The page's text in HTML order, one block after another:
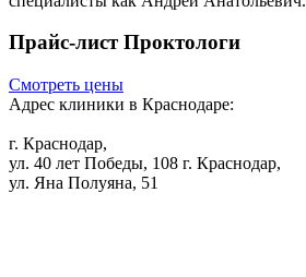
Прайс-лист Проктологи
Смотреть цены
Адрес клиники в Краснодаре:
г. Краснодар,
ул. 40 лет Победы, 108 г. Краснодар,
ул. Яна Полуяна, 51